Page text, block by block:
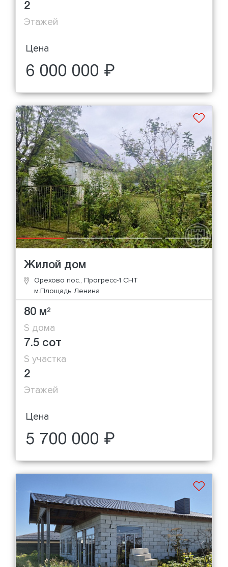
2
Этажей
Цена
6 000 000 ₽
Жилой дом
Орехово пос., Прогресс-1 СНТ
м.Площадь Ленина
80 м2
S дома
7.5 сот
S участка
2
Этажей
Цена
5 700 000 ₽